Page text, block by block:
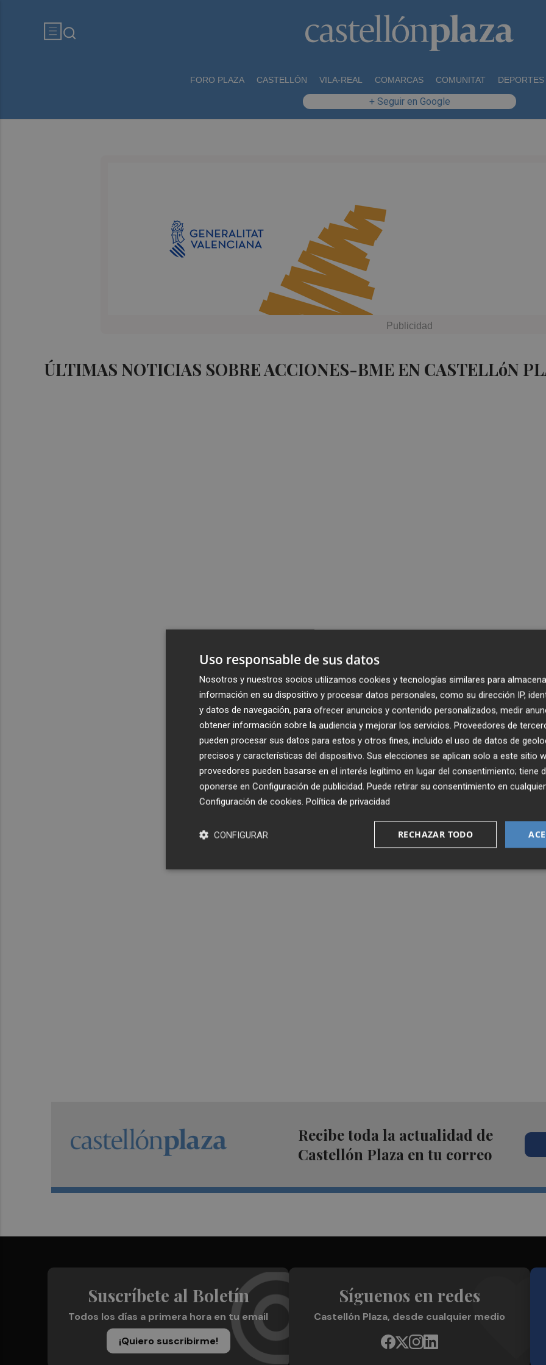
FORO PLAZA CASTELLÓN VILA-REAL COMARCAS COMUNITAT DEPORTES
+ Seguir en Google
ÚLTIMAS NOTICIAS SOBRE ACCIONES-BME EN CASTELLóN
Recibe toda la actualidad de
Castellón Plaza en tu correo
Suscríbete al Boletín
Todos los días a primera hora en tu email
¡Quiero suscribirme!
Síguenos en redes
Castellón Plaza, desde cualquier medio
Uso responsable de sus datos
Nosotros y nuestros socios utilizamos cookies y tecnologías similares para
información en su dispositivo y procesar datos personales, como su dirección IP,
y datos de navegación, para ofrecer anuncios y contenido personalizados, medir
obtener información sobre la audiencia y mejorar los servicios. Proveedores de
pueden procesar sus datos para estos y otros fines, incluido el uso de datos de
precisos y características del dispositivo. Sus elecciones se aplican solo a este sitio
proveedores pueden basarse en el interés legítimo en lugar del consentimiento; tiene
oponerse en Configuración de publicidad. Puede retirar su consentimiento en
Configuración de cookies. Política de privacidad
RECHAZAR TODO
CONFIGURAR